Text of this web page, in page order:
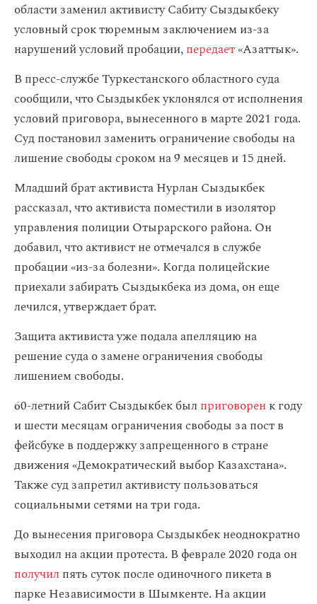
области заменил активисту Сабиту Сыздыкбеку
условный срок тюремным заключением из-за
нарушений условий пробации,передает«Азаттык».
В пресс-службе Туркестанского областного суда
сообщили, что Сыздыкбек уклонялся от исполнения
условий приговора, вынесенного в марте 2021 года.
Суд постановил заменить ограничение свободы на
лишение свободы сроком на 9 месяцев и 15 дней.
Младший брат активиста Нурлан Сыздыкбек
рассказал, что активиста поместили в изолятор
управления полиции Отырарского района. Он
добавил, что активист не отмечался в службе
пробации «из-за болезни». Когда полицейские
приехали забирать Сыздыкбека из дома, он еще
лечился, утверждает брат.
Защита активиста уже подала апелляцию на
решение суда о замене ограничения свободы
лишением свободы.
60-летний Сабит Сыздыкбек был приговорен к году
и шести месяцам ограничения свободы за пост в
фейсбуке в поддержку запрещенного в стране
движения «Демократический выбор Казахстана».
Также суд запретил активисту пользоваться
социальными сетями на три года.
До вынесения приговора Сыздыкбек неоднократно
выходил на акции протеста. В феврале 2020 года он
получил пять суток после одиночного пикета в
парке Независимости в Шымкенте. На акции